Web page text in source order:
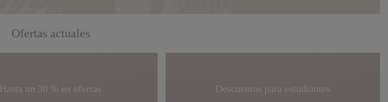
Ofertas actuales
Hasta un 30 % en ofertas Descuentos para estudiantes